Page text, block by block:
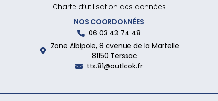
Charte d’utilisation des données
NOS COORDONNÉES
06 03 43 74 48
Zone Albipole, 8 avenue de la Martelle
81150 Terssac
tts.81@outlook.fr